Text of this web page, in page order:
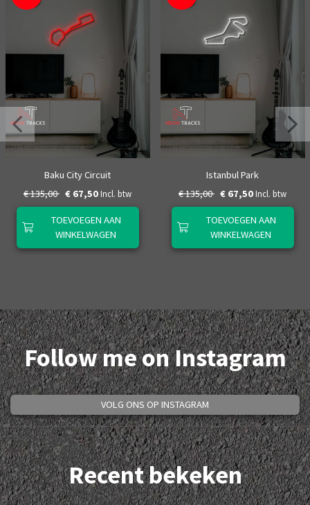
Baku City Circuit
€ 135,00 € 67,50 Incl. btw
TOEVOEGEN AAN
WINKELWAGEN
Istanbul Park
€ 135,00 € 67,50 Incl. btw
TOEVOEGEN AAN
WINKELWAGEN
Follow me on Instagram
VOLG ONS OP INSTAGRAM
Recent bekeken